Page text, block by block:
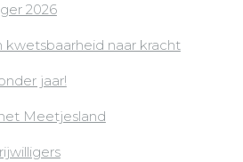
2026
kwetsbaarheid naar kracht
jaar!
Meetjesland